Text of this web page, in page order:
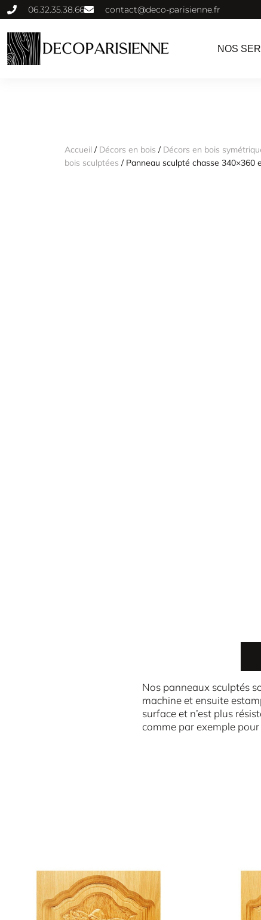
06.32.35.38.66 contact@deco-parisienne.fr
NOS
Accueil / Décors en bois / Décors en bois
bois sculptées / Panneau sculpté chasse 340×360
Nos panneaux sculptés
machine et ensuite
surface et n’est plus
comme par exemple